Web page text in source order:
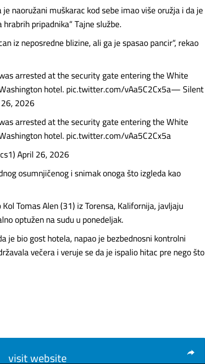
naoružani muškarac kod sebe imao više oružja i da je
pripadnika“ Tajne službe.
iz neposredne blizine, ali ga je spasao pancir“, rekao
arrested at the security gate entering the White
hotel. pic.twitter.com/vAa5C2Cx5a— Silent
2026
arrested at the security gate entering the White
hotel. pic.twitter.com/vAa5C2Cx5a
April 26, 2026
osumnjičenog i snimak onoga što izgleda kao
Tomas Alen (31) iz Torensa, Kalifornija, javljaju
optužen na sudu u ponedeljak.
je bio gost hotela, napao je bezbednosni kontrolni
večera i veruje se da je ispalio hitac pre nego što
visit website